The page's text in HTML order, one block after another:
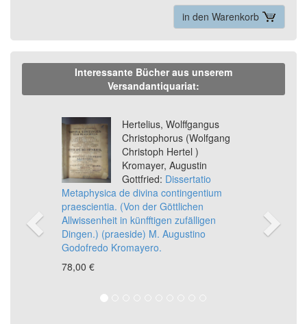
in den Warenkorb
Interessante Bücher aus unserem
Versandantiquariat:
Hertelius, Wolffgangus
Christophorus (Wolfgang
Christoph Hertel )
Kromayer, Augustin
Gottfried: Dissertatio
Metaphysica de divina contingentium
praescientia. (Von der Göttlichen
Allwissenheit in künfftigen zufälligen
Dingen.) (praeside) M. Augustino
Godofredo Kromayero.
78,00 €
Previous